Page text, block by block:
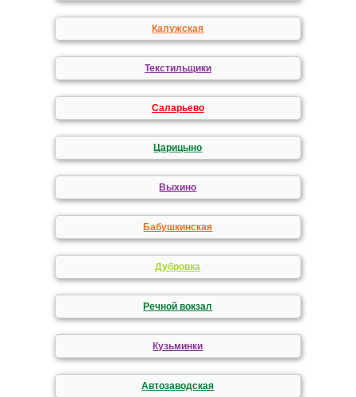
Калужская
Текстильщики
Саларьево
Царицыно
Выхино
Бабушкинская
Дубровка
Речной вокзал
Кузьминки
Автозаводская